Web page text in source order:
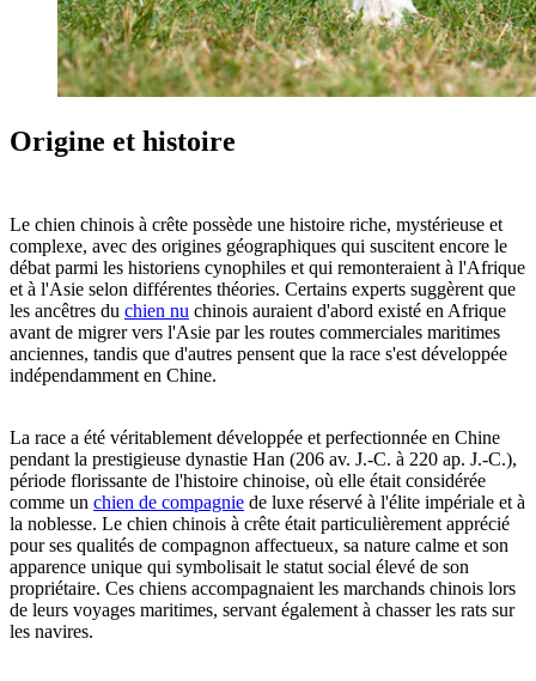
Origine et histoire
Le chien chinois à crête possède une histoire riche, mystérieuse et
complexe, avec des origines géographiques qui suscitent encore le
débat parmi les historiens cynophiles et qui remonteraient à l'Afrique
et à l'Asie selon différentes théories. Certains experts suggèrent que
les ancêtres du chien nu chinois auraient d'abord existé en Afrique
avant de migrer vers l'Asie par les routes commerciales maritimes
anciennes, tandis que d'autres pensent que la race s'est développée
indépendamment en Chine.
La race a été véritablement développée et perfectionnée en Chine
pendant la prestigieuse dynastie Han (206 av. J.-C. à 220 ap. J.-C.),
période florissante de l'histoire chinoise, où elle était considérée
comme un chien de compagnie de luxe réservé à l'élite impériale et à
la noblesse. Le chien chinois à crête était particulièrement apprécié
pour ses qualités de compagnon affectueux, sa nature calme et son
apparence unique qui symbolisait le statut social élevé de son
propriétaire. Ces chiens accompagnaient les marchands chinois lors
de leurs voyages maritimes, servant également à chasser les rats sur
les navires.